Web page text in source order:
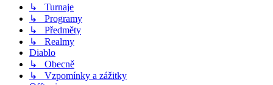
↳ Turnaje
↳ Programy
↳ Předměty
↳ Realmy
Diablo
↳ Obecně
↳ Vzpomínky a zážitky